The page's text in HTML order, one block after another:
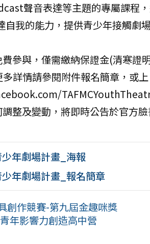
聲音表達等主題的專屬課程
自我的能力，提供青少年接觸劇
與，僅需繳納保證金(清寒證
詳情請參閱附件報名簡章，或
及變動，將即時公告於官方
年劇場計畫_海報
年劇場計畫_報名簡章
創作競賽-第九屆金趣咪獎
年影響力創造高中營